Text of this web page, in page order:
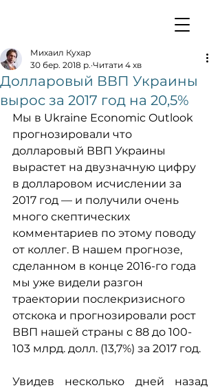
Долларовый ВВП Украины
вырос за 2017 год на 20,5%
Михаил Кухар
30 бер. 2018 р. Читати 4 хв
Мы в Ukraine Economic Outlook
прогнозировали что
долларовый ВВП Украины
вырастет на двузначную цифру
в долларовом исчислении за
2017 год — и получили очень
много скептических
комментариев по этому поводу
от коллег. В нашем прогнозе,
сделанном в конце 2016-го года
мы уже видели разгон
траектории послекризисного
отскока и прогнозировали рост
ВВП нашей страны с 88 до 100-
103 млрд. долл. (13,7%) за 2017 год.
Увидев несколько дней назад